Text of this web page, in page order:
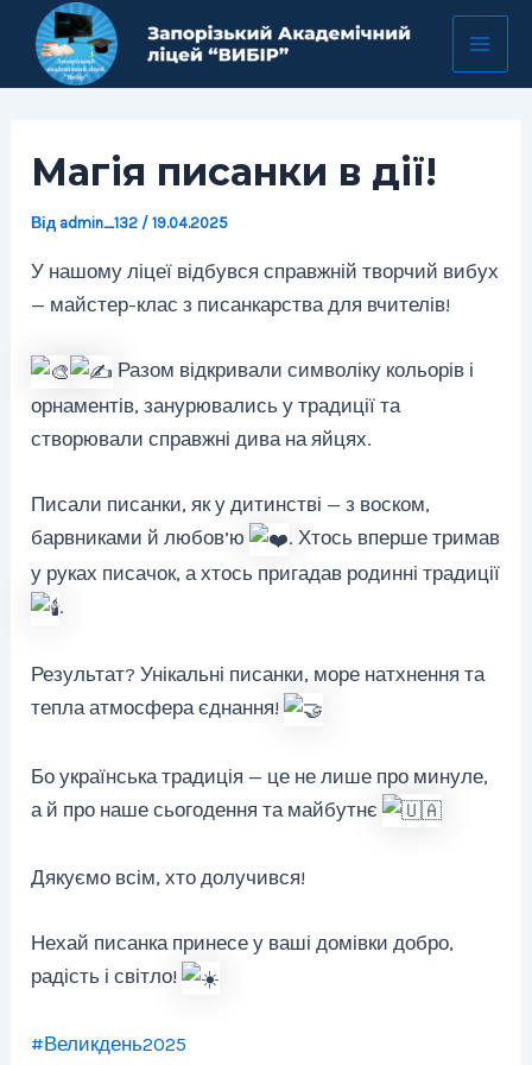
Перейти
вмісту
Магія писанки в дії!
Від admin_132 /19.04.2025
У нашому ліцеї відбувся справжній творчий вибух
— майстер-клас з писанкарства для вчителів!
Разом відкривали символіку кольорів і
орнаментів, занурювались у традиції та
створювали справжні дива на яйцях.
Писали писанки, як у дитинстві — з воском,
барвниками й любов’ю
. Хтось вперше тримав
у руках писачок, а хтось пригадав родинні традиції
.
Результат? Унікальні писанки, море натхнення та
тепла атмосфера єднання!
Бо українська традиція — це не лише про минуле,
а й про наше сьогодення та майбутнє
Дякуємо всім, хто долучився!
Нехай писанка принесе у ваші домівки добро,
радість і світло!
#Великдень2025
Навігація
запису